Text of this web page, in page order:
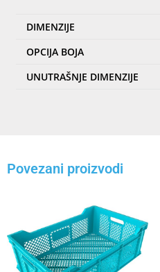
DIMENZIJE
OPCIJA BOJA
UNUTRAŠNJE DIMENZIJE
Povezani proizvodi